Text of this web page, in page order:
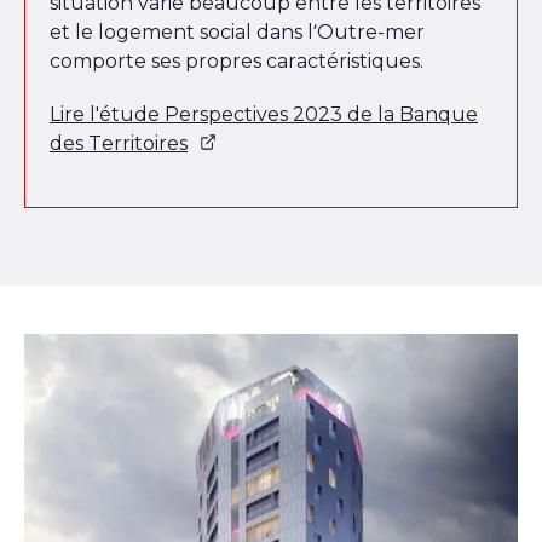
et le logement social dans l’Outre-mer
comporte ses propres caractéristiques.
Lire l'étude Perspectives 2023 de la Banque
des Territoires